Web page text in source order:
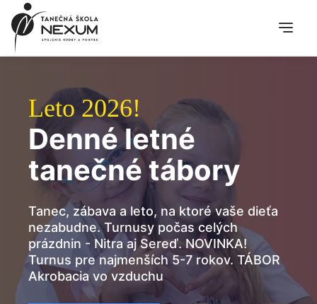
Preskočiť
na
obsah
Menu
Leto 2026!
Denné letné
tanečné tábory
Tanec, zábava a leto, na ktoré vaše dieťa
nezabudne. Turnusy počas celých
prázdnin - Nitra aj Sereď. NOVINKA!
Turnus pre najmenších 5-7 rokov. TÁBOR
Akrobacia vo vzduchu